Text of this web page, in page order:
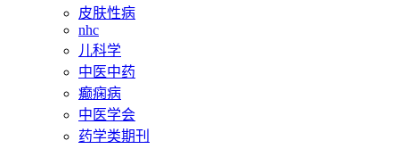
皮肤性病
nhc
儿科学
中医中药
癫痫病
中医学会
药学类期刊